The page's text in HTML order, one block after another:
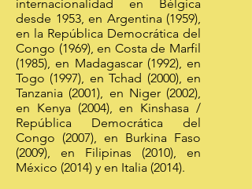
internacionalidad en Bélgica
desde 1953, en Argentina (1959),
en la República Democrática del
Congo (1969), en Costa de Marfil
(1985), en Madagascar (1992), en
Togo (1997), en Tchad (2000), en
Tanzania (2001), en Niger (2002),
en Kenya (2004), en Kinshasa /
República Democrática del
Congo (2007), en Burkina Faso
(2009), en Filipinas (2010), en
México (2014) y en Italia (2014).